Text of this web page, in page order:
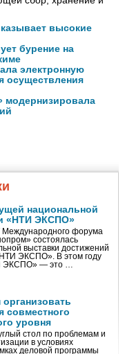
высокие
бурение на
электронную
осуществления
национальной
«НТИ ЭКСПО»
Международного форума
состоялась
выставки достижений
ЭКСПО». В этом году
ЭКСПО» — это …
совместного
уровня
стол по проблемам и
в условиях
деловой программы